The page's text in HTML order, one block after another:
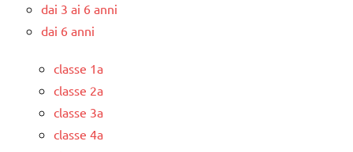
dai 3 ai 6 anni
dai 6 anni
classe 1a
classe 2a
classe 3a
classe 4a